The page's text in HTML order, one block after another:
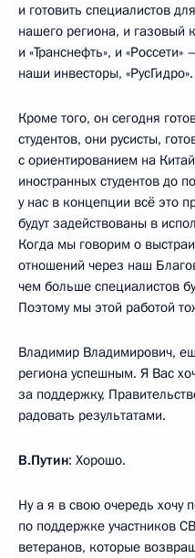
и готовить специалистов
нашего региона, и газовый
и «Транснефть», и
наши инвесторы, «РусГидро».
Кроме того, он сегодня
студентов, они русисты,
с ориентированием на
иностранных студентов до
у нас в концепции всё это
будут задействованы в
Когда мы говорим о
отношений через наш
чем больше специалистов
Поэтому мы этой работой
Владимир Владимирович,
региона успешным. Я Вас
за поддержку,
радовать результатами.
В.Путин: Хорошо.
Ну а я в свою очередь хочу
по поддержке участников
ветеранов, которые